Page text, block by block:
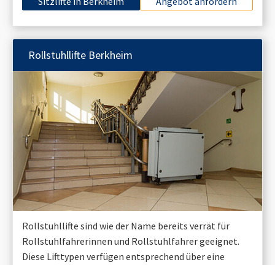
Rollstuhllifte Berkheim
Rollstuhllifte sind wie der Name bereits verrät für
Rollstuhlfahrerinnen und Rollstuhlfahrer geeignet.
Diese Lifttypen verfügen entsprechend über eine